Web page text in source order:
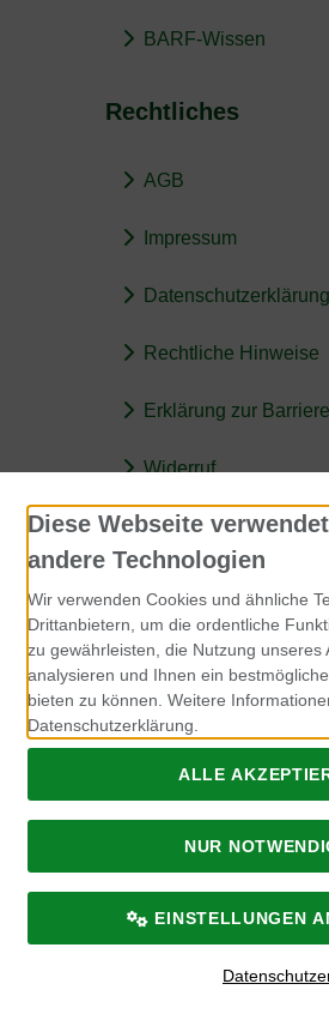
BARF-Wissen
Rechtliches
AGB
Impressum
Datenschutzerklärung
Rechtliche Hinweise
Erklärung zur
Widerruf
Kontakt
Rohfutter für Hunde
Jennifer Müller
Breckerfelder Strasse 149
58256 Ennepetal
info@rohfutter-fuer-
Alle Preise inkl. gesetzl. MwSt. zzgl.
Hunde.
modified eCommerce
Diese Webseite
andere Technologien
Wir verwenden Cookies und ähnliche
Drittanbietern, um die ordentliche
zu gewährleisten, die Nutzung unseres
analysieren und Ihnen ein
bieten zu können. Weitere
Datenschutzerklärung.
ALLE
NUR
EINSTELLUNGEN